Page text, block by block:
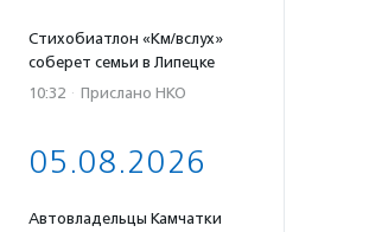
Стихобиатлон «Км/вслух»
соберет семьи в Липецке
10:32 · Прислано НКО
05.08.2026
Автовладельцы Камчатки